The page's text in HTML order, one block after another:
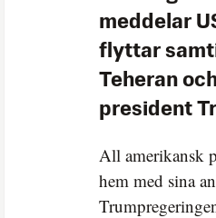
meddelar
flyttar
Teheran
president
All amerikansk
hem med sina